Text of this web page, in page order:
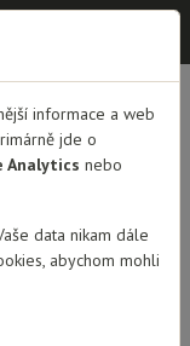
informace a web
jde o
Analytics nebo
data nikam dále
abychom mohli